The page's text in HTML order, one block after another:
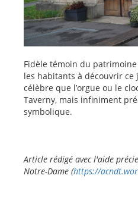
Fidèle témoin du
les habitants à découvrir ce
célèbre que l’orgue ou le
Taverny, mais infiniment
symbolique.
Article rédigé avec l'aide
Notre-Dame (https://